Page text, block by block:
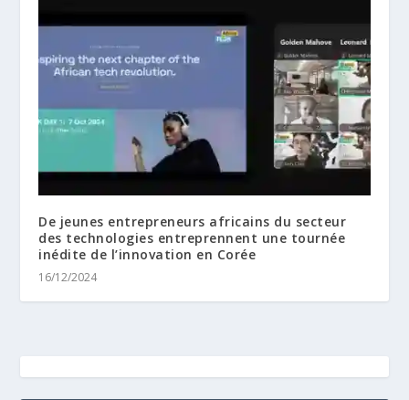
De jeunes entrepreneurs africains du secteur
des technologies entreprennent une tournée
inédite de l’innovation en Corée
16/12/2024